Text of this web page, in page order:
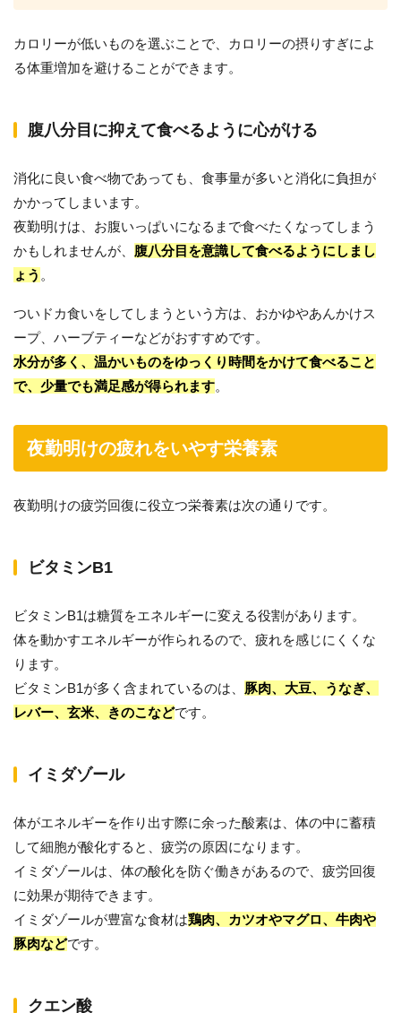
カロリーが低いものを選ぶことで、カロリーの摂りすぎによ
る体重増加を避けることができます。
腹八分目に抑えて食べるように心がける
消化に良い食べ物であっても、食事量が多いと消化に負担が
かかってしまいます。
夜勤明けは、お腹いっぱいになるまで食べたくなってしまう
かもしれませんが、 腹八分目を意識して食べるようにしまし
ょう 。
ついドカ食いをしてしまうという方は、おかゆやあんかけス
ープ、ハーブティーなどがおすすめです。
水分が多く、温かいものをゆっくり時間をかけて食べること
で、少量でも満足感が得られます。
夜勤明けの疲れをいやす栄養素
夜勤明けの疲労回復に役立つ栄養素は次の通りです。
ビタミンB1
ビタミンB1は糖質をエネルギーに変える役割があります。
体を動かすエネルギーが作られるので、疲れを感じにくくな
ります。
ビタミンB1が多く含まれているのは、 豚肉、大豆、うなぎ、
レバー、玄米、きのこなどです。
イミダゾール
体がエネルギーを作り出す際に余った酸素は、体の中に蓄積
して細胞が酸化すると、疲労の原因になります。
イミダゾールは、体の酸化を防ぐ働きがあるので、疲労回復
に効果が期待できます。
イミダゾールが豊富な食材は鶏肉、カツオやマグロ、牛肉や
豚肉などです。
クエン酸